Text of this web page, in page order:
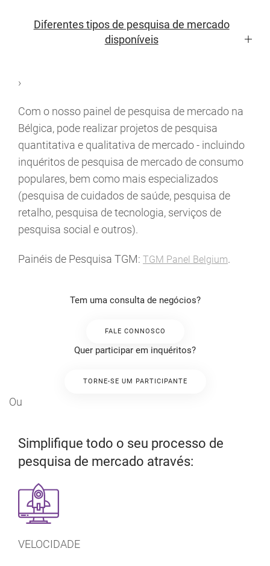
Diferentes tipos de pesquisa de mercado
disponíveis
›
Com o nosso painel de pesquisa de mercado na
Bélgica, pode realizar projetos de pesquisa
quantitativa e qualitativa de mercado - incluindo
inquéritos de pesquisa de mercado de consumo
populares, bem como mais especializados
(pesquisa de cuidados de saúde, pesquisa de
retalho, pesquisa de tecnologia, serviços de
pesquisa social e outros).
Painéis de Pesquisa TGM: TGM Panel Belgium.
Tem uma consulta de negócios?
FALE CONNOSCO
Quer participar em inquéritos?
TORNE-SE UM PARTICIPANTE
Ou
Simplifique todo o seu processo de
pesquisa de mercado através:
VELOCIDADE